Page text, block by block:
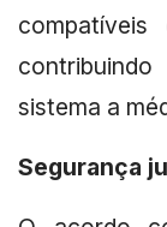
sistema a
Segurança